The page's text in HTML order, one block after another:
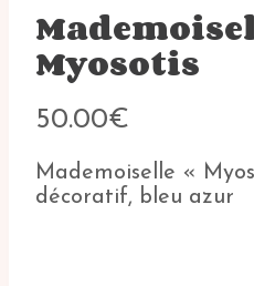
Myosotis
50.00€
Mademoiselle «
décoratif, bleu azur